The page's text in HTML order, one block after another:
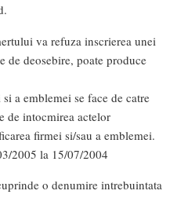
va refuza inscrierea unei
de deosebire, poate produce
a emblemei se face de catre
de intocmirea actelor
firmei si/sau a emblemei.
2005 la 15/07/2004
o denumire intrebuintata